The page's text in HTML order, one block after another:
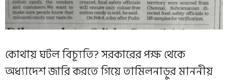
কোথায় ঘটল বিচ্যূতি? সরকারের পক্ষ থেকে
অধ্যাদেশ জারি করতে গিয়ে তামিলনাড়ুর মাননীয়